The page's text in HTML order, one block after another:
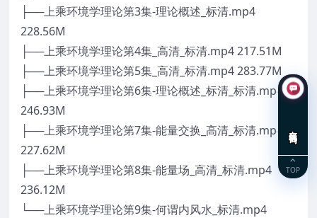
├──上乘环境学理论第3集-理论概述_标清.mp4
228.56M
├──上乘环境学理论第4集_高清_标清.mp4 217.51M
├──上乘环境学理论第5集_高清_标清.mp4 283.77M
├──上乘环境学理论第6集-理论概述_标清_标清.mp4
246.93M
├──上乘环境学理论第7集-能量交换_高清_标清.mp4
227.62M
├──上乘环境学理论第8集-能量场_高清_标清.mp4
236.12M
└──上乘环境学理论第9集-何谓内风水_标清.mp4
TOP